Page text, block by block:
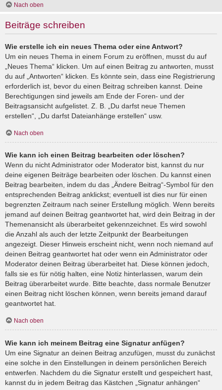
Nach oben
Beiträge schreiben
Wie erstelle ich ein neues Thema oder eine Antwort?
Um ein neues Thema in einem Forum zu eröffnen, musst du auf
„Neues Thema“ klicken. Um auf einen Beitrag zu antworten, musst
du auf „Antworten“ klicken. Es könnte sein, dass eine Registrierung
erforderlich ist, bevor du einen Beitrag schreiben kannst. Deine
Berechtigungen sind jeweils am Ende der Foren- und der
Beitragsansicht aufgelistet. Z. B. „Du darfst neue Themen
erstellen“, „Du darfst Dateianhänge erstellen“ usw.
Nach oben
Wie kann ich einen Beitrag bearbeiten oder löschen?
Wenn du nicht Administrator oder Moderator bist, kannst du nur
deine eigenen Beiträge bearbeiten oder löschen. Du kannst einen
Beitrag bearbeiten, indem du das „Ändere Beitrag“-Symbol für den
entsprechenden Beitrag anklickst; eventuell ist dies nur für einen
begrenzten Zeitraum nach seiner Erstellung möglich. Wenn bereits
jemand auf deinen Beitrag geantwortet hat, wird dein Beitrag in der
Themenansicht als überarbeitet gekennzeichnet. Es wird sowohl
die Anzahl als auch der letzte Zeitpunkt der Bearbeitungen
angezeigt. Dieser Hinweis erscheint nicht, wenn noch niemand auf
deinen Beitrag geantwortet hat oder wenn ein Administrator oder
Moderator deinen Beitrag überarbeitet hat. Diese können jedoch,
falls sie es für nötig halten, eine Notiz hinterlassen, warum dein
Beitrag überarbeitet wurde. Bitte beachte, dass normale Benutzer
einen Beitrag nicht löschen können, wenn bereits jemand darauf
geantwortet hat.
Nach oben
Wie kann ich meinem Beitrag eine Signatur anfügen?
Um eine Signatur an deinen Beitrag anzufügen, musst du zunächst
eine solche in den Einstellungen in deinem persönlichen Bereich
entwerfen. Nachdem du die Signatur erstellt und gespeichert hast,
kannst du in jedem Beitrag das Kästchen „Signatur anhängen“